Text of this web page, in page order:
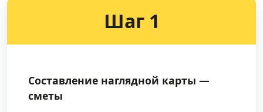
Шаг 1
Составление наглядной карты —
сметы